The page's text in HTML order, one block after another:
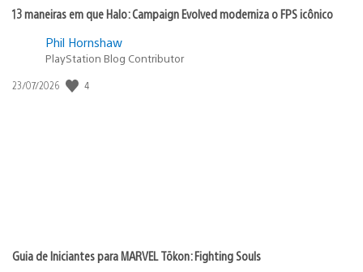
13 maneiras em que Halo: Campaign Evolved moderniza o FPS icônico
Phil Hornshaw
PlayStation Blog Contributor
Data
23/07/2026 4
Guia de Iniciantes para MARVEL Tōkon: Fighting Souls